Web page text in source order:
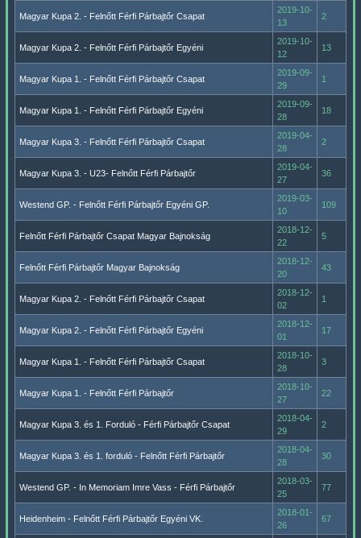
Magyar Kupa 2. - Felnőtt Férfi Párbajtőr Csapat
2019-10-
13
2
Magyar Kupa 2. - Felnőtt Férfi Párbajtőr Egyéni
2019-10-
12
13
Magyar Kupa 1. - Felnőtt Férfi Párbajtőr Csapat
2019-09-
29
1
Magyar Kupa 1. - Felnőtt Férfi Párbajtőr Egyéni
2019-09-
28
18
Magyar Kupa 3. - Felnőtt Férfi Párbajtőr Csapat
2019-04-
28
2
Magyar Kupa 3. - U23- Felnőtt Férfi Párbajtőr
2019-04-
27
36
Westend GP. - Felnőtt Férfi Párbajtőr Egyéni GP.
2019-03-
10
109
Felnőtt Férfi Párbajtőr Csapat Magyar Bajnokság
2018-12-
22
5
Felnőtt Férfi Párbajtőr Magyar Bajnokság
2018-12-
20
43
Magyar Kupa 2. - Felnőtt Férfi Párbajtőr Csapat
2018-12-
02
1
Magyar Kupa 2. - Felnőtt Férfi Párbajtőr Egyéni
2018-12-
01
17
Magyar Kupa 1. - Felnőtt Férfi Párbajtőr Csapat
2018-10-
28
3
Magyar Kupa 1. - Felnőtt Férfi Párbajtőr
2018-10-
27
22
Magyar Kupa 3. és 1. Forduló - Férfi Párbajtőr Csapat
2018-04-
29
2
Magyar Kupa 3. és 1. forduló - Felnőtt Férfi Párbajtőr
2018-04-
28
30
Westend GP. - In Memoriam Imre Vass - Férfi Párbajtőr
2018-03-
25
77
Heidenheim - Felnőtt Férfi Párbajtőr Egyéni VK.
2018-01-
26
67